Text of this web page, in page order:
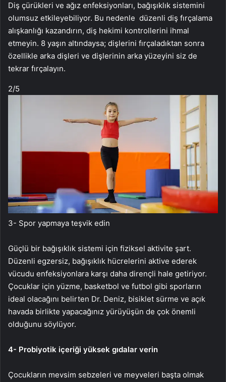
Diş çürükleri ve ağız enfeksiyonları, bağışıklık sistemini
olumsuz etkileyebiliyor. Bu nedenle düzenli diş fırçalama
alışkanlığı kazandırın, diş hekimi kontrollerini ihmal
etmeyin. 8 yaşın altındaysa; dişlerini fırçaladıktan sonra
özellikle arka dişleri ve dişlerinin arka yüzeyini siz de
tekrar fırçalayın.
2/5
3- Spor yapmaya teşvik edin
Güçlü bir bağışıklık sistemi için fiziksel aktivite şart.
Düzenli egzersiz, bağışıklık hücrelerini aktive ederek
vücudu enfeksiyonlara karşı daha dirençli hale getiriyor.
Çocuklar için yüzme, basketbol ve futbol gibi sporların
ideal olacağını belirten Dr. Deniz, bisiklet sürme ve açık
havada birlikte yapacağınız yürüyüşün de çok önemli
olduğunu söylüyor.
4- Probiyotik içeriği yüksek gıdalar verin
Çocukların mevsim sebzeleri ve meyveleri başta olmak